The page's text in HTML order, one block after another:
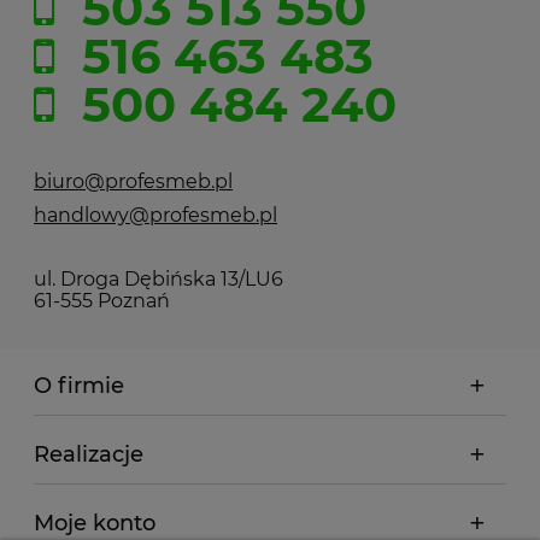
516 463 483
500 484 240
biuro@profesmeb.pl
handlowy@profesmeb.pl
ul. Droga Dębińska 13/LU6
61-555 Poznań
O firmie
Realizacje
Moje konto